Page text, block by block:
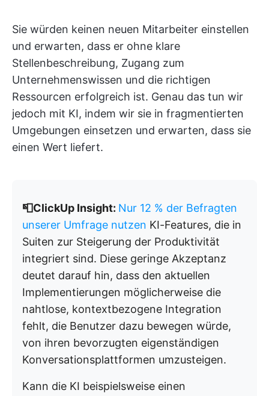
Sie würden keinen neuen Mitarbeiter einstellen
und erwarten, dass er ohne klare
Stellenbeschreibung, Zugang zum
Unternehmenswissen und die richtigen
Ressourcen erfolgreich ist. Genau das tun wir
jedoch mit KI, indem wir sie in fragmentierten
Umgebungen einsetzen und erwarten, dass sie
einen Wert liefert.
📮ClickUp Insight: Nur 12 % der Befragten
unserer Umfrage nutzen KI-Features, die in
Suiten zur Steigerung der Produktivität
integriert sind. Diese geringe Akzeptanz
deutet darauf hin, dass den aktuellen
Implementierungen möglicherweise die
nahtlose, kontextbezogene Integration
fehlt, die Benutzer dazu bewegen würde,
von ihren bevorzugten eigenständigen
Konversationsplattformen umzusteigen.
Kann die KI beispielsweise einen